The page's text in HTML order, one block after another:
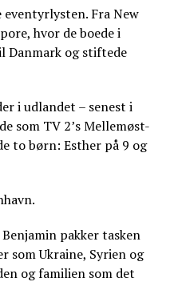
Fra New
hvor de boede i
Danmark og stiftede
i udlandet – senest i
som TV 2’s Mellemøst-
to børn: Esther på 9 og
pakker tasken
som Ukraine, Syrien og
og familien som det